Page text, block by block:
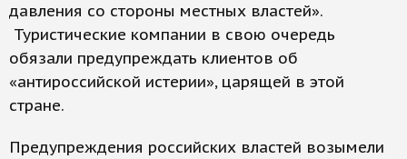
давления со стороны местных властей».
Туристические компании в свою очередь
обязали предупреждать клиентов об
«антироссийской истерии», царящей в этой
стране.
Предупреждения российских властей возымели